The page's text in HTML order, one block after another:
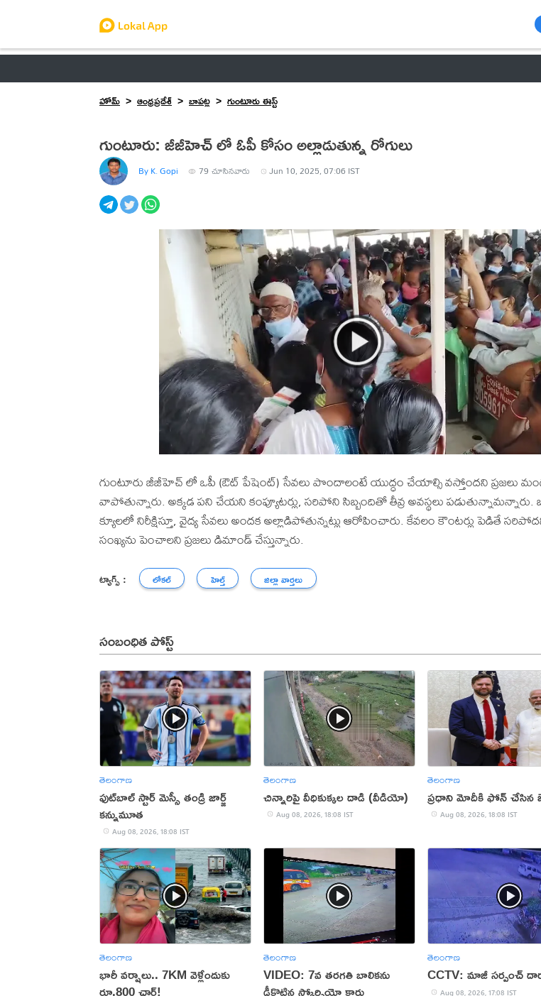
హోమ్
ఆంధ్రప్రదేశ్ బాపట్ల గుంటూరు ఈస్ట్
గుంటూరు: జీజీహెచ్ లో ఓపీ కోసం అల్లాడుతున్న రోగులు
By K. Gopi 79 చూసినవారు Jun 10, 2025, 07:06 IST
గుంటూరు జీజీహెచ్ లో ఒపీ (ఔట్ పేషెంట్) సేవలు పొందాలంటే యుద్ధం చేయాల్సి వస్తోందని ప్రజలు
వాపోతున్నారు. అక్కడ పని చేయని కంప్యూటర్లు, సరిపోని సిబ్బందితో తీవ్ర అవస్థలు పడుతున్నామన్నారు.
క్యూలలో నిరీక్షిస్తూ, వైద్య సేవలు అందక అల్లాడిపోతున్నట్లు ఆరోపించారు. కేవలం కౌంటర్లు పెడితే
సంఖ్యను పెంచాలని ప్రజలు డిమాండ్ చేస్తున్నారు.
ట్యాగ్స్ : లోకల్ హెల్త్ జిల్లా వార్తలు
సంబంధిత పోస్ట్
తెలంగాణ
ఫుట్‌బాల్ స్టార్ మెస్సీ తండ్రి జార్జ్
కన్నుమూత
Aug 08, 2026, 18:08 IST
తెలంగాణ
చిన్నారిపై వీధికుక్కల దాడి (వీడియో)
Aug 08, 2026, 18:08 IST
తెలంగాణ
ప్రధాని మోదీకి ఫోన్ చేసిన
Aug 08, 2026, 18:08 IST
తెలంగాణ
భారీ వర్షాలు.. 7KM వెళ్లేందుకు
తెలంగాణ
VIDEO: 7వ తరగతి బాలికను
తెలంగాణ
CCTV: మాజీ సర్పంచ్
Aug 08, 2026, 17:08 IST